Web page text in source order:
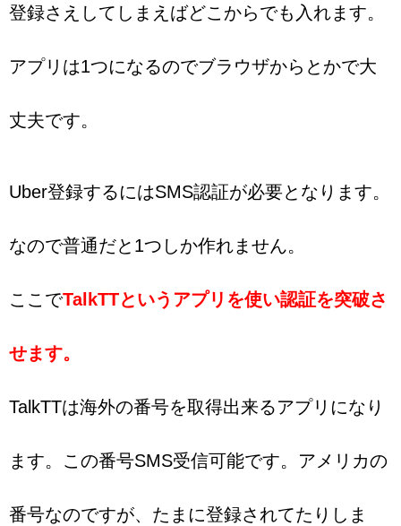
登録さえしてしまえばどこからでも入れます。
アプリは1つになるのでブラウザからとかで大
丈夫です。
Uber登録するにはSMS認証が必要となります。
なので普通だと1つしか作れません。
ここでTalkTTというアプリを使い認証を突破さ
せます。
TalkTTは海外の番号を取得出来るアプリになり
ます。この番号SMS受信可能です。アメリカの
番号なのですが、たまに登録されてたりしま